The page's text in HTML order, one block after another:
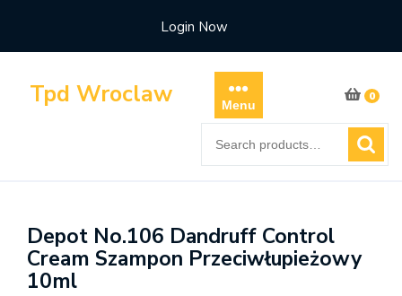
content
Login Now
Tpd Wroclaw Menu
0
for:
Depot No.106 Dandruff Control
Cream Szampon Przeciwłupieżowy
10ml